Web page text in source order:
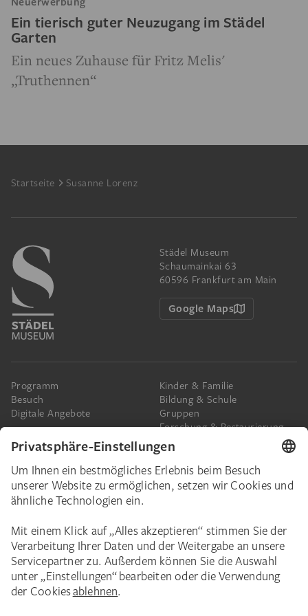
Ein tierisch guter Neuzugang im Städel
Garten
Ein neues Zuhause für Fritz Melis'
„Truthennen“
Footer
Startseite Susanne Lorenz
Städel Museum
Schaumainkai 63
60596 Frankfurt am Main
Google Maps
Programm
Besuch
Digitale Angebote
Kinder & Familie
Bildung & Schule
Gruppen
Forschung & Restaurierung
Presse
Das Städel
Spenden
Schenkungen & Nachlass
Corporate Events
Städelverein
Karriere
Städel Stories
Newsletter